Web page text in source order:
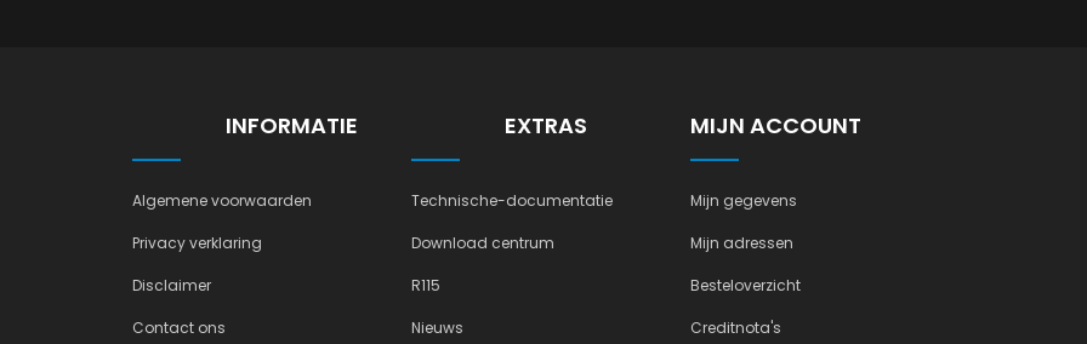
INFORMATIE
Algemene voorwaarden
Privacy verklaring
Disclaimer
Contact ons
EXTRAS
Technische-documentatie
Download centrum
R115
Nieuws
MIJN ACCOUNT
Mijn gegevens
Mijn adressen
Besteloverzicht
Creditnota's